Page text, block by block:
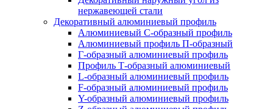
нержавеющей стали
Декоративный алюминиевый профиль
Алюминиевый С-образный профиль
Алюминиевый профиль П-образный
Г-образный алюминиевый профиль
Профиль Т-образный алюминиевый
L-образный алюминиевый профиль
F-образный алюминиевый профиль
Y-образный алюминиевый профиль